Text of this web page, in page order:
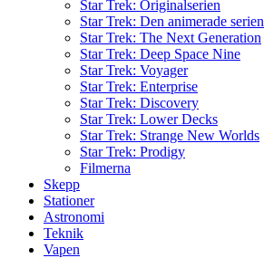
Star Trek: Originalserien
Star Trek: Den animerade serien
Star Trek: The Next Generation
Star Trek: Deep Space Nine
Star Trek: Voyager
Star Trek: Enterprise
Star Trek: Discovery
Star Trek: Lower Decks
Star Trek: Strange New Worlds
Star Trek: Prodigy
Filmerna
Skepp
Stationer
Astronomi
Teknik
Vapen